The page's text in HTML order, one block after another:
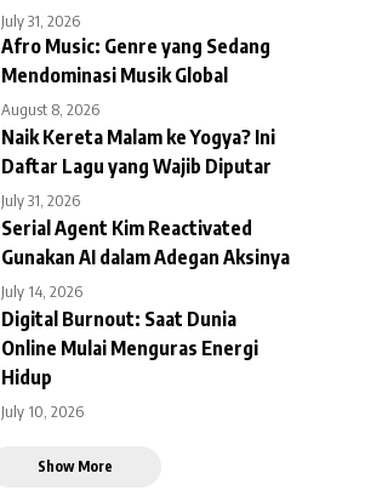
July 31, 2026
Afro Music: Genre yang Sedang
Mendominasi Musik Global
August 8, 2026
Naik Kereta Malam ke Yogya? Ini
Daftar Lagu yang Wajib Diputar
July 31, 2026
Serial Agent Kim Reactivated
Gunakan AI dalam Adegan Aksinya
July 14, 2026
Digital Burnout: Saat Dunia
Online Mulai Menguras Energi
Hidup
July 10, 2026
Show More